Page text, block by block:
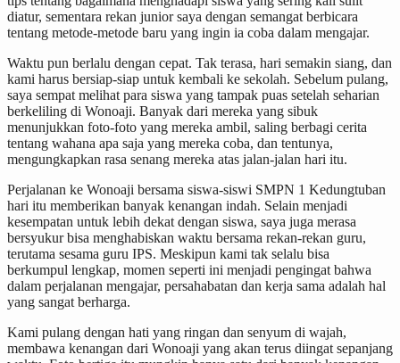
diatur, sementara rekan junior saya dengan semangat berbicara
tentang metode-metode baru yang ingin ia coba dalam mengajar.
Waktu pun berlalu dengan cepat. Tak terasa, hari semakin siang, dan
kami harus bersiap-siap untuk kembali ke sekolah. Sebelum pulang,
saya sempat melihat para siswa yang tampak puas setelah seharian
berkeliling di Wonoaji. Banyak dari mereka yang sibuk
menunjukkan foto-foto yang mereka ambil, saling berbagi cerita
tentang wahana apa saja yang mereka coba, dan tentunya,
mengungkapkan rasa senang mereka atas jalan-jalan hari itu.
Perjalanan ke Wonoaji bersama siswa-siswi SMPN 1 Kedungtuban
hari itu memberikan banyak kenangan indah. Selain menjadi
kesempatan untuk lebih dekat dengan siswa, saya juga merasa
bersyukur bisa menghabiskan waktu bersama rekan-rekan guru,
terutama sesama guru IPS. Meskipun kami tak selalu bisa
berkumpul lengkap, momen seperti ini menjadi pengingat bahwa
dalam perjalanan mengajar, persahabatan dan kerja sama adalah hal
yang sangat berharga.
Kami pulang dengan hati yang ringan dan senyum di wajah,
membawa kenangan dari Wonoaji yang akan terus diingat sepanjang